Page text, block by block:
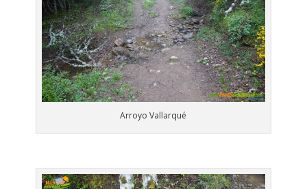
Arroyo Vallarqué